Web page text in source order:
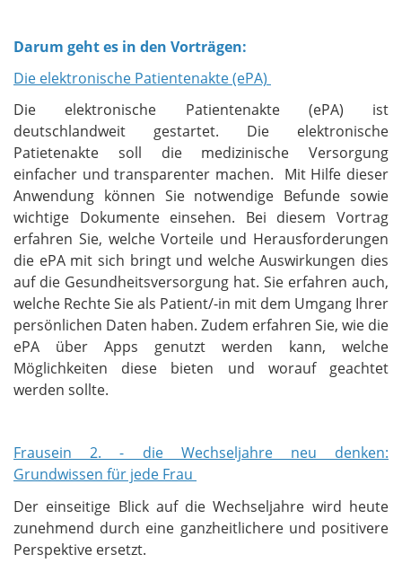
Darum geht es in den Vorträgen:
Die elektronische Patientenakte (ePA)
Die elektronische Patientenakte (ePA) ist
deutschlandweit gestartet. Die elektronische
Patietenakte soll die medizinische Versorgung
einfacher und transparenter machen. Mit Hilfe dieser
Anwendung können Sie notwendige Befunde sowie
wichtige Dokumente einsehen. Bei diesem Vortrag
erfahren Sie, welche Vorteile und Herausforderungen
die ePA mit sich bringt und welche Auswirkungen dies
auf die Gesundheitsversorgung hat. Sie erfahren auch,
welche Rechte Sie als Patient/-in mit dem Umgang Ihrer
persönlichen Daten haben. Zudem erfahren Sie, wie die
ePA über Apps genutzt werden kann, welche
Möglichkeiten diese bieten und worauf geachtet
werden sollte.
Frausein 2. - die Wechseljahre neu denken:
Grundwissen für jede Frau
Der einseitige Blick auf die Wechseljahre wird heute
zunehmend durch eine ganzheitlichere und positivere
Perspektive ersetzt.